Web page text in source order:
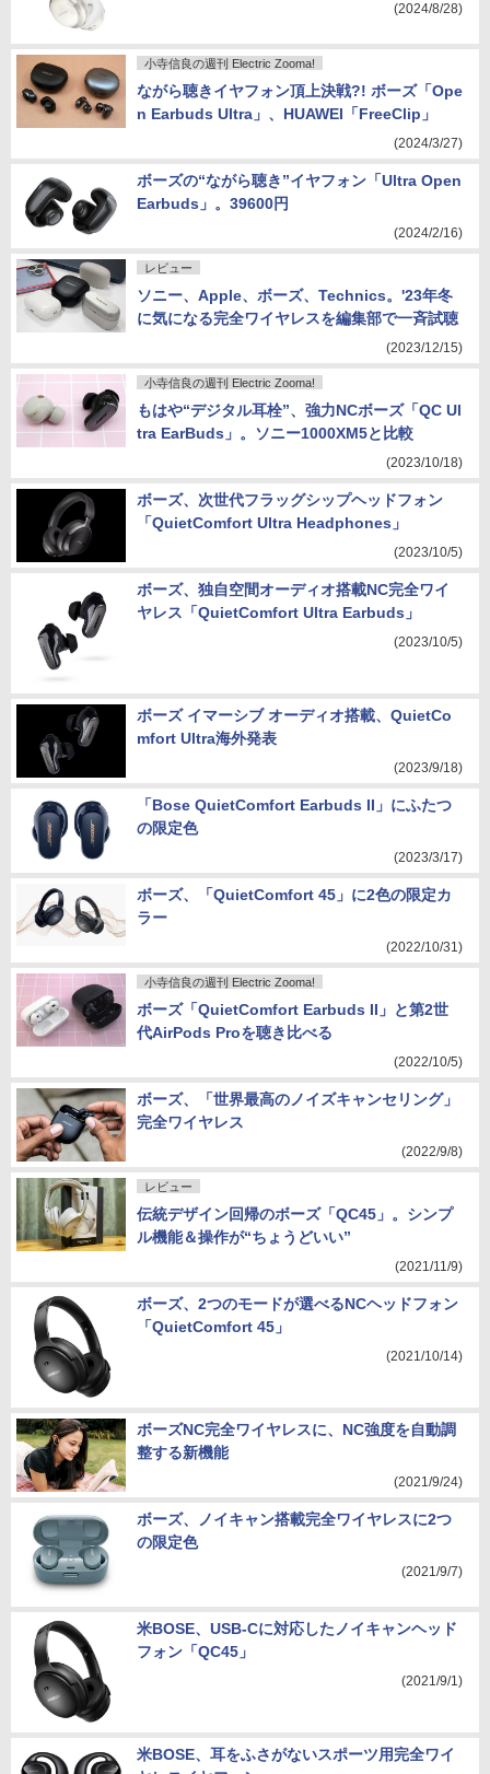
(2024/8/28)
小寺信良の週刊 Electric Zooma!
ながら聴きイヤフォン頂上決戦?! ボーズ「Ope
n Earbuds Ultra」、HUAWEI「FreeClip」
(2024/3/27)
ボーズの“ながら聴き”イヤフォン「Ultra Open
Earbuds」。39600円
(2024/2/16)
レビュー
ソニー、Apple、ボーズ、Technics。'23年冬
に気になる完全ワイヤレスを編集部で一斉試聴
(2023/12/15)
小寺信良の週刊 Electric Zooma!
もはや“デジタル耳栓”、強力NCボーズ「QC Ul
tra EarBuds」。ソニー1000XM5と比較
(2023/10/18)
ボーズ、次世代フラッグシップヘッドフォン
「QuietComfort Ultra Headphones」
(2023/10/5)
ボーズ、独自空間オーディオ搭載NC完全ワイ
ヤレス「QuietComfort Ultra Earbuds」
(2023/10/5)
ボーズ イマーシブ オーディオ搭載、QuietCo
mfort Ultra海外発表
(2023/9/18)
「Bose QuietComfort Earbuds II」にふたつ
の限定色
(2023/3/17)
ボーズ、「QuietComfort 45」に2色の限定カ
ラー
(2022/10/31)
小寺信良の週刊 Electric Zooma!
ボーズ「QuietComfort Earbuds II」と第2世
代AirPods Proを聴き比べる
(2022/10/5)
ボーズ、「世界最高のノイズキャンセリング」
完全ワイヤレス
(2022/9/8)
レビュー
伝統デザイン回帰のボーズ「QC45」。シンプ
ル機能＆操作が“ちょうどいい”
(2021/11/9)
ボーズ、2つのモードが選べるNCヘッドフォン
「QuietComfort 45」
(2021/10/14)
ボーズNC完全ワイヤレスに、NC強度を自動調
整する新機能
(2021/9/24)
ボーズ、ノイキャン搭載完全ワイヤレスに2つ
の限定色
(2021/9/7)
米BOSE、USB-Cに対応したノイキャンヘッド
フォン「QC45」
(2021/9/1)
米BOSE、耳をふさがないスポーツ用完全ワイ